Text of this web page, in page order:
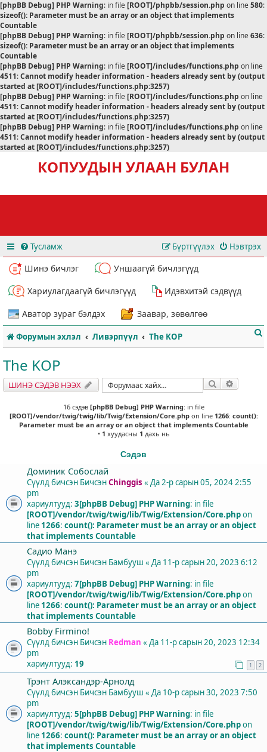
[phpBB Debug] PHP Warning: in file[ROOT]/phpbb/session.php on line580:
sizeof(): Parameter must be an array or an object that implements
Countable
[phpBB Debug] PHP Warning: in file[ROOT]/phpbb/session.php on line636:
sizeof(): Parameter must be an array or an object that implements
Countable
[phpBB Debug] PHP Warning: in file[ROOT]/includes/functions.php on line
4511:Cannot modify header information - headers already sent by (output
started at [ROOT]/includes/functions.php:3257)
[phpBB Debug] PHP Warning: in file[ROOT]/includes/functions.php on line
4511:Cannot modify header information - headers already sent by (output
started at [ROOT]/includes/functions.php:3257)
[phpBB Debug] PHP Warning: in file[ROOT]/includes/functions.php on line
4511:Cannot modify header information - headers already sent by (output
started at [ROOT]/includes/functions.php:3257)
КОПУУДЫН УЛААН БУЛАН
Тусламж Нэвтрэх
Бүртгүүлэх
Шинэ бичлэг
Уншаагүй бичлэгүүд
Хариулагдаагүй бичлэгүүд
Идэвхитэй сэдвүүд
Аватор зураг бэлдэх
Заавар, зөвөлгөө
Форумын эхлэл Ливэрпүүл The KOP
The KOP
ШИНЭ СЭДЭВ НЭЭХ Хайлт
16 сэдэв [phpBB Debug] PHP Warning: in file
[ROOT]/vendor/twig/twig/lib/Twig/Extension/Core.phpon line 1266: count():
Parameter must be an array or an object that implements Countable
• 1 хуудасны 1 дахь нь
Сэдэв
Доминик Собослай
Сүүлд бичсэн БичсэнChinggis « Да 2-р сарын 05, 2024 2:55
pm
хариултууд: 3[phpBB Debug] PHP Warning: in file
[ROOT]/vendor/twig/twig/lib/Twig/Extension/Core.phpon
line 1266: count(): Parameter must be an array or an object
that implements Countable
Садио Манэ
Сүүлд бичсэн Бичсэн Бамбууш « Да 11-р сарын 20, 2023 6:12
pm
хариултууд: 7[phpBB Debug] PHP Warning: in file
[ROOT]/vendor/twig/twig/lib/Twig/Extension/Core.phpon
line 1266: count(): Parameter must be an array or an object
that implements Countable
Bobby Firmino!
Сүүлд бичсэн Бичсэн Redman « Да 11-р сарын 20, 2023 12:34
pm
хариултууд: 19 1 2
Трэнт Алэксандэр-Арнолд
Сүүлд бичсэн Бичсэн Бамбууш « Да 10-р сарын 30, 2023 7:50
pm
хариултууд: 5[phpBB Debug] PHP Warning: in file
[ROOT]/vendor/twig/twig/lib/Twig/Extension/Core.phpon
line 1266: count(): Parameter must be an array or an object
that implements Countable